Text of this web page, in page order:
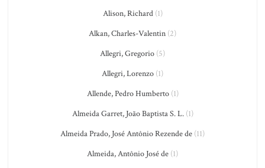
Alison, Richard(1)
Alkan, Charles-Valentin (2)
Allegri, Gregorio (5)
Allegri, Lorenzo (1)
Allende, Pedro Humberto(1)
Almeida Garret, João Baptista S. L.(1)
Almeida Prado, José Antônio Rezende de (11)
Almeida, Antônio José de (1)